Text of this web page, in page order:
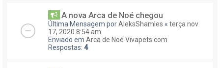
A nova Arca de Noé chegou
Última Mensagem porAleksShamles « terça nov
17, 2020 8:54 am
Enviado em Arca de Noé Vivapets.com
Respostas: 4